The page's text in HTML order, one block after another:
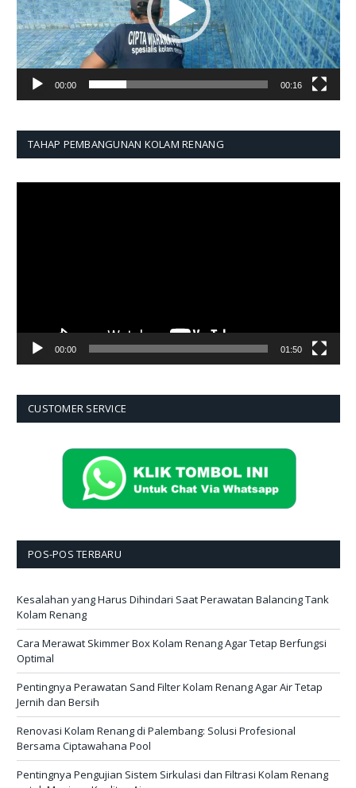
00:00 00:16
TAHAP PEMBANGUNAN KOLAM RENANG
00:00 01:50
CUSTOMER SERVICE
POS-POS TERBARU
Kesalahan yang Harus Dihindari Saat Perawatan Balancing Tank
Kolam Renang
Cara Merawat Skimmer Box Kolam Renang Agar Tetap Berfungsi
Optimal
Pentingnya Perawatan Sand Filter Kolam Renang Agar Air Tetap
Jernih dan Bersih
Renovasi Kolam Renang di Palembang: Solusi Profesional
Bersama Ciptawahana Pool
Pentingnya Pengujian Sistem Sirkulasi dan Filtrasi Kolam Renang